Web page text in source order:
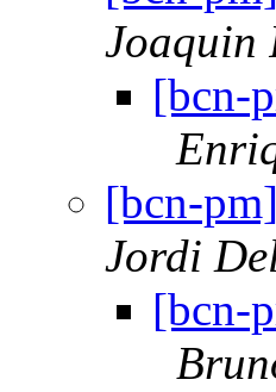
Joaquin
[bcn-
[bcn-
Jordi
[bcn-